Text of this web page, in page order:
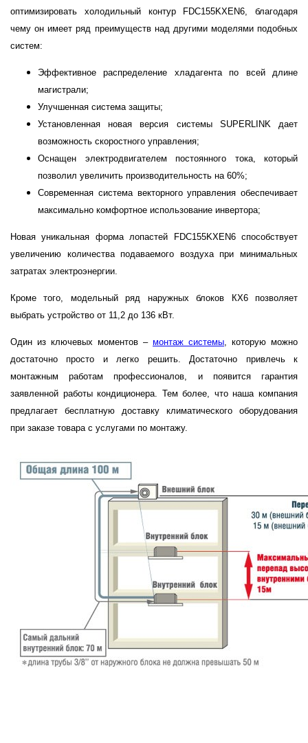
оптимизировать холодильный контур FDC155KXEN6, благодаря
чему он имеет ряд преимуществ над другими моделями подобных
систем:
Эффективное распределение хладагента по всей длине
магистрали;
Улучшенная система защиты;
Установленная новая версия системы SUPERLINK дает
возможность скоростного управления;
Оснащен электродвигателем постоянного тока, который
позволил увеличить производительность на 60%;
Современная система векторного управления обеспечивает
максимально комфортное использование инвертора;
Новая уникальная форма лопастей FDC155KXEN6 способствует
увеличению количества подаваемого воздуха при минимальных
затратах электроэнергии.
Кроме того, модельный ряд наружных блоков КХ6 позволяет
выбрать устройство от 11,2 до 136 кВт.
Один из ключевых моментов – монтаж системы , которую можно
достаточно просто и легко решить. Достаточно привлечь к
монтажным работам профессионалов, и появится гарантия
заявленной работы кондиционера. Тем более, что наша компания
предлагает бесплатную доставку климатического оборудования
при заказе товара с услугами по монтажу.